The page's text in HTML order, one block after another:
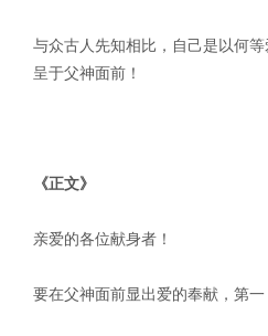
与众古人先知相比，自己是以何
呈于父神面前！
《正文》
亲爱的各位献身者！
要在父神面前显出爱的奉献，第